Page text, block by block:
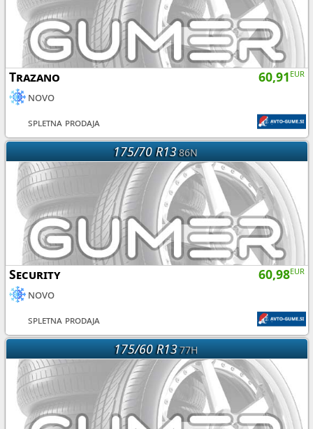
60,91 EUR
Trazano
novo
spletna prodaja
175/70 R1386N
60,98EUR
Security
novo
spletna prodaja
175/60 R1377H